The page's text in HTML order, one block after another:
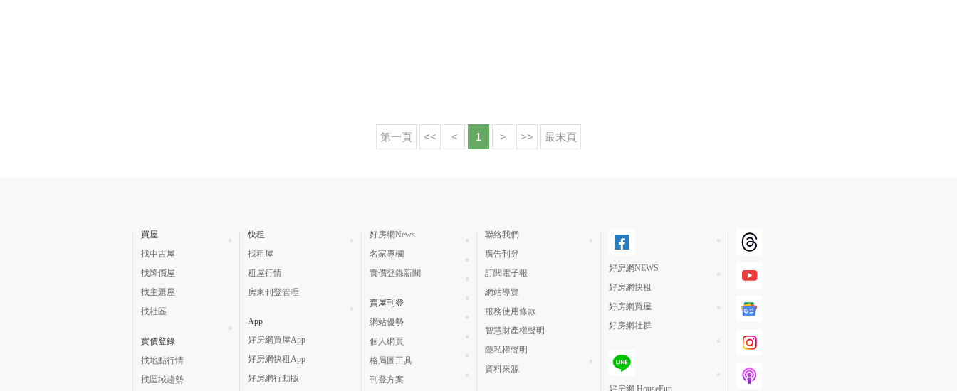
第一頁 << < 1 > >> 最末頁
買屋
找中古屋
找降價屋
找主題屋
找社區
實價登錄
找地點行情
找區域趨勢
快租
找租屋
租屋行情
房東刊登管理
App
好房網買屋App
好房網快租App
好房網行動版
好房網News
名家專欄
實價登錄新聞
賣屋刊登
網站優勢
個人網頁
格局圖工具
刊登方案
聯絡我們
廣告刊登
訂閱電子報
網站導覽
服務使用條款
智慧財產權聲明
隱私權聲明
資料來源
好房網NEWS
好房網快租
好房網買屋
好房網社群
好房網 HouseFun